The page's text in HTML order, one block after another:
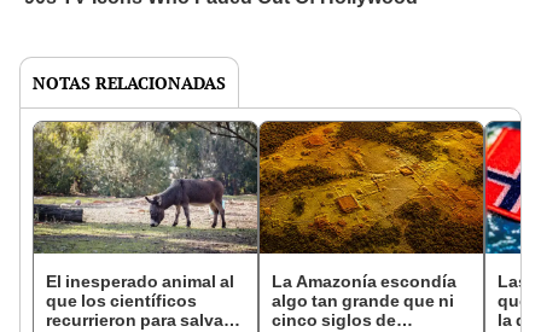
NOTAS RELACIONADAS
El inesperado animal al
que los científicos
recurrieron para salvar
La Amazonía escondía
algo tan grande que ni
cinco siglos de
Las
que
la de